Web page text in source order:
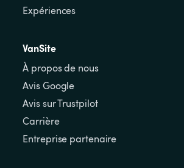
Expériences
VanSite
À propos de nous
Avis Google
Avis sur Trustpilot
Carrière
Entreprise partenaire